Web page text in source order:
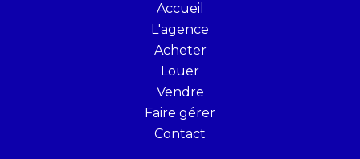
Accueil
L'agence
Acheter
Louer
Vendre
Faire gérer
Contact